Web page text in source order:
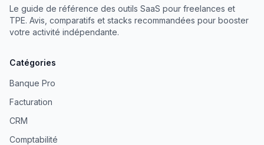
Le guide de référence des outils SaaS pour freelances et
TPE. Avis, comparatifs et stacks recommandées pour booster
votre activité indépendante.
Catégories
Banque Pro
Facturation
CRM
Comptabilité